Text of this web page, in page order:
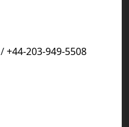
/+44-203-949-5508